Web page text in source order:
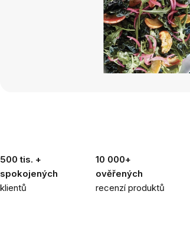
500 tis. +
spokojených
klientů
10 000+
ověřených
recenzí produktů